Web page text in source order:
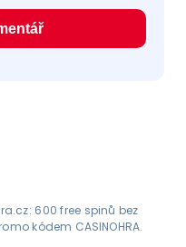
600 free spinů bez
kódem CASINOHRA.